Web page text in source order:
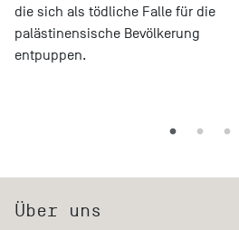
die sich als tödliche Falle für die
palästinensische Bevölkerung
entpuppen.
Über uns